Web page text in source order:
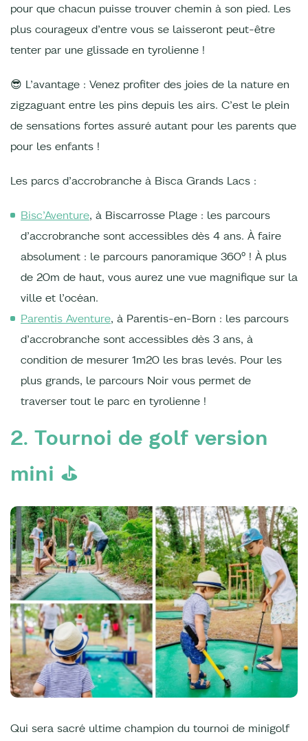
pour que chacun puisse trouver chemin à son pied. Les
plus courageux d’entre vous se laisseront peut-être
tenter par une glissade en tyrolienne !
😎 L’avantage : Venez profiter des joies de la nature en
zigzaguant entre les pins depuis les airs. C’est le plein
de sensations fortes assuré autant pour les parents que
pour les enfants !
Les parcs d’accrobranche à Bisca Grands Lacs :
Bisc’Aventure, à Biscarrosse Plage : les parcours
d’accrobranche sont accessibles dès 4 ans. À faire
absolument : le parcours panoramique 360° ! À plus
de 20m de haut, vous aurez une vue magnifique sur la
ville et l’océan.
Parentis Aventure, à Parentis-en-Born : les parcours
d’accrobranche sont accessibles dès 3 ans, à
condition de mesurer 1m20 les bras levés. Pour les
plus grands, le parcours Noir vous permet de
traverser tout le parc en tyrolienne !
2. Tournoi de golf version
mini ⛳️
Qui sera sacré ultime champion du tournoi de minigolf